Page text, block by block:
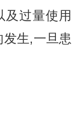
过量使用
生,一旦患